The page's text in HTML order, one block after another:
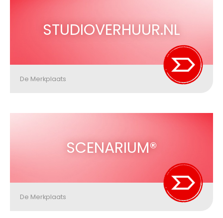
STUDIOVERHUUR.NL
De Merkplaats
SCENARIUM®
De Merkplaats